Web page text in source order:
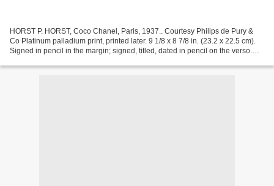
HORST P. HORST, Coco Chanel, Paris, 1937.. Courtesy Philips de Pury &
Co Platinum palladium print, printed later. 9 1/8 x 8 7/8 in. (23.2 x 22.5 cm).
Signed in pencil in the margin; signed, titled, dated in pencil on the verso.